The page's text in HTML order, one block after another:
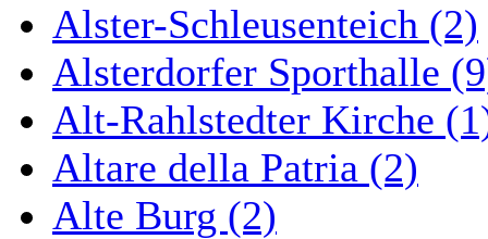
Alster-Schleusenteich (2)
Alsterdorfer Sporthalle
Alt-Rahlstedter Kirche
Altare della Patria (2)
Alte Burg (2)